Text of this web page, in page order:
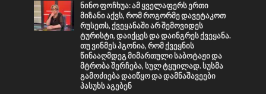
ნინო ფოჩხუა: ამ ყველაფერს ერთი
მიზანი აქვს, რომ როგორმე დავეტაკოთ
რუსეთს, ქვეყანაში არ შემოვიდეს
ტურისტი, დაიქცეს და დაინგრეს ქვეყანა.
თუ ვინმეს ჰგონია, რომ ქვეყნის
წინააღმდეგ მიმართული საბოტაჟი და
მტრობა შერჩება, სულ ტყუილად. სუსმა
გამოძიება დაიწყო და დამნაშავეები
პასუხს აგებენ